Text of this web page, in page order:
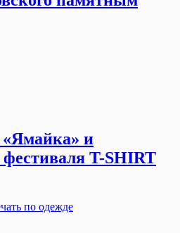
«Ямайка» и
T-SHIRT
по одежде